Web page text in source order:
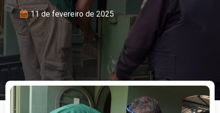
11 de fevereiro de 2025